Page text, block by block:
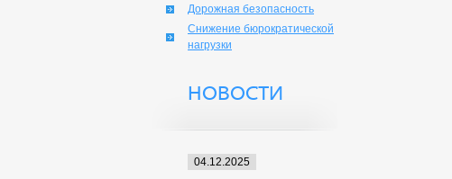
Дорожная безопасность
Снижение бюрократической
нагрузки
НОВОСТИ
04.12.2025